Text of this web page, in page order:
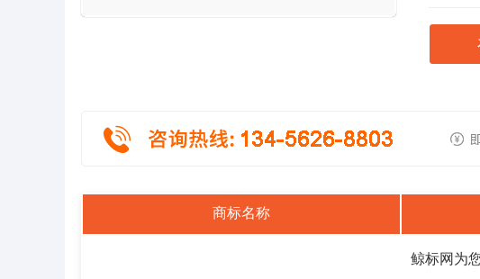
商标名称
鲸标网为